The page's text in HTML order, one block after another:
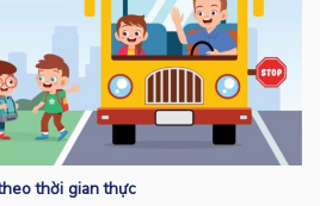
thời gian thực